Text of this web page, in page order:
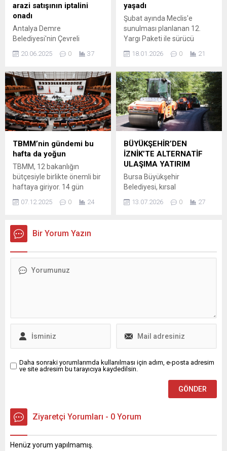
arazi satışının iptalini
onadı
Antalya Demre
Belediyesi'nin Çevreli
metrekarelik iki parselden
kararını iptal eden Antalya
2'nci İdare Mahkemesi'nin
kararı, Danıştay tarafından
da onandı.
20.06.2025 0 37
yaşadı
Şubat ayında Meclis'e
sunulması planlanan 12.
Yargı Paketi ile sürücü
değişikliğe gidilmesi
yapılan değişiklik ile B sınıfı
ehliyet sahiplerine 125 cc'ye
kadar motosiklet
kullanabilme yetkisi
verilirken, yeni paketle
birlikte bu sınırın 250 cc'ye
yükseltileceği öne sürüldü.
18.01.2026 0 21
TBMM’nin gündemi bu
hafta da yoğun
TBMM, 12 bakanlığın
bütçesiyle birlikte önemli bir
haftaya giriyor. 14 gün
kesintisiz sürecek 2026
bütçe görüşmelerine
Dayanışma, Kardeşlik ve
Demokrasi Komisyonu'nun
07.12.2025 0 24
BÜYÜKŞEHİR’DEN
İZNİK’TE ALTERNATİF
ULAŞIMA YATIRIM
Bursa Büyükşehir
Belediyesi, kırsal
mahallelerde ulaşım
altyapısını güçlendirme
yürütülen çalışmalar
bin...
13.07.2026 0 27
Bir Yorum Yazın
Daha sonraki yorumlarımda kullanılması için adım, e-posta adresim
ve site adresim bu tarayıcıya kaydedilsin.
Ziyaretçi Yorumları - 0 Yorum
Henüz yorum yapılmamış.